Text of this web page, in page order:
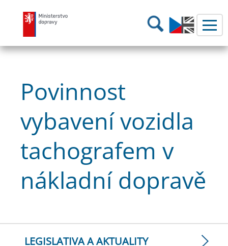
Ministerstvo dopravy Hledání
Povinnost
vybavení vozidla
tachografem v
nákladní dopravě
LEGISLATIVA A AKTUALITY